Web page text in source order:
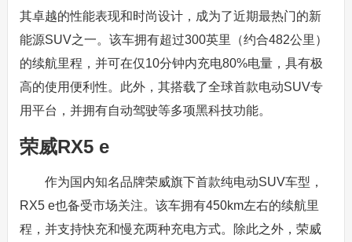
其卓越的性能表现和时尚设计，成为了近期最热门的新
能源SUV之一。该车拥有超过300英里（约合482公里）
的续航里程，并可在仅10分钟内充电80%电量，具有极
高的使用便利性。此外，其搭载了全球首款电动SUV专
用平台，并拥有自动驾驶等多项黑科技功能。
荣威RX5 e
作为国内知名品牌荣威旗下首款纯电动SUV车型，
RX5 e也备受市场关注。该车拥有450km左右的续航里
程，并支持快充和慢充两种充电方式。除此之外，荣威